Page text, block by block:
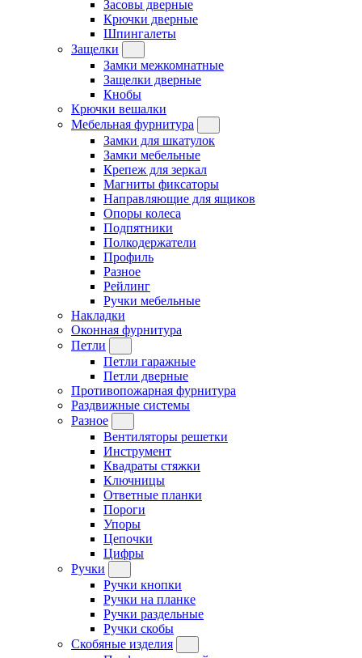
Засовы дверные
Крючки дверные
Шпингалеты
Защелки
Замки межкомнатные
Защелки дверные
Кнобы
Крючки вешалки
Мебельная фурнитура
Замки для шкатулок
Замки мебельные
Крепеж для зеркал
Магниты фиксаторы
Направляющие для ящиков
Опоры колеса
Подпятники
Полкодержатели
Профиль
Разное
Рейлинг
Ручки мебельные
Накладки
Оконная фурнитура
Петли
Петли гаражные
Петли дверные
Противопожарная фурнитура
Раздвижные системы
Разное
Вентиляторы решетки
Инструмент
Квадраты стяжки
Ключницы
Ответные планки
Пороги
Упоры
Цепочки
Цифры
Ручки
Ручки кнопки
Ручки на планке
Ручки раздельные
Ручки скобы
Скобяные изделия